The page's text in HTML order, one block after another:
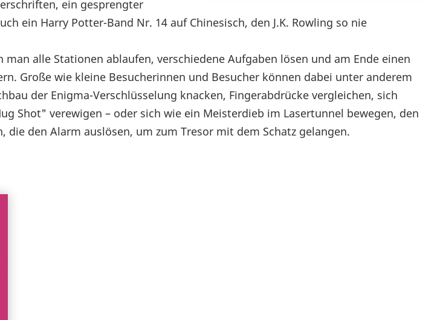
ein gesprengter
ein Harry Potter-Band Nr. 14 auf Chinesisch, den J.K. Rowling so nie
man alle Stationen ablaufen, verschiedene Aufgaben lösen und am Ende einen
Große wie kleine Besucherinnen und Besucher können dabei unter anderem
der Enigma-Verschlüsselung knacken, Fingerabdrücke vergleichen, sich
Shot" verewigen – oder sich wie ein Meisterdieb im Lasertunnel bewegen, den
die den Alarm auslösen, um zum Tresor mit dem Schatz gelangen.